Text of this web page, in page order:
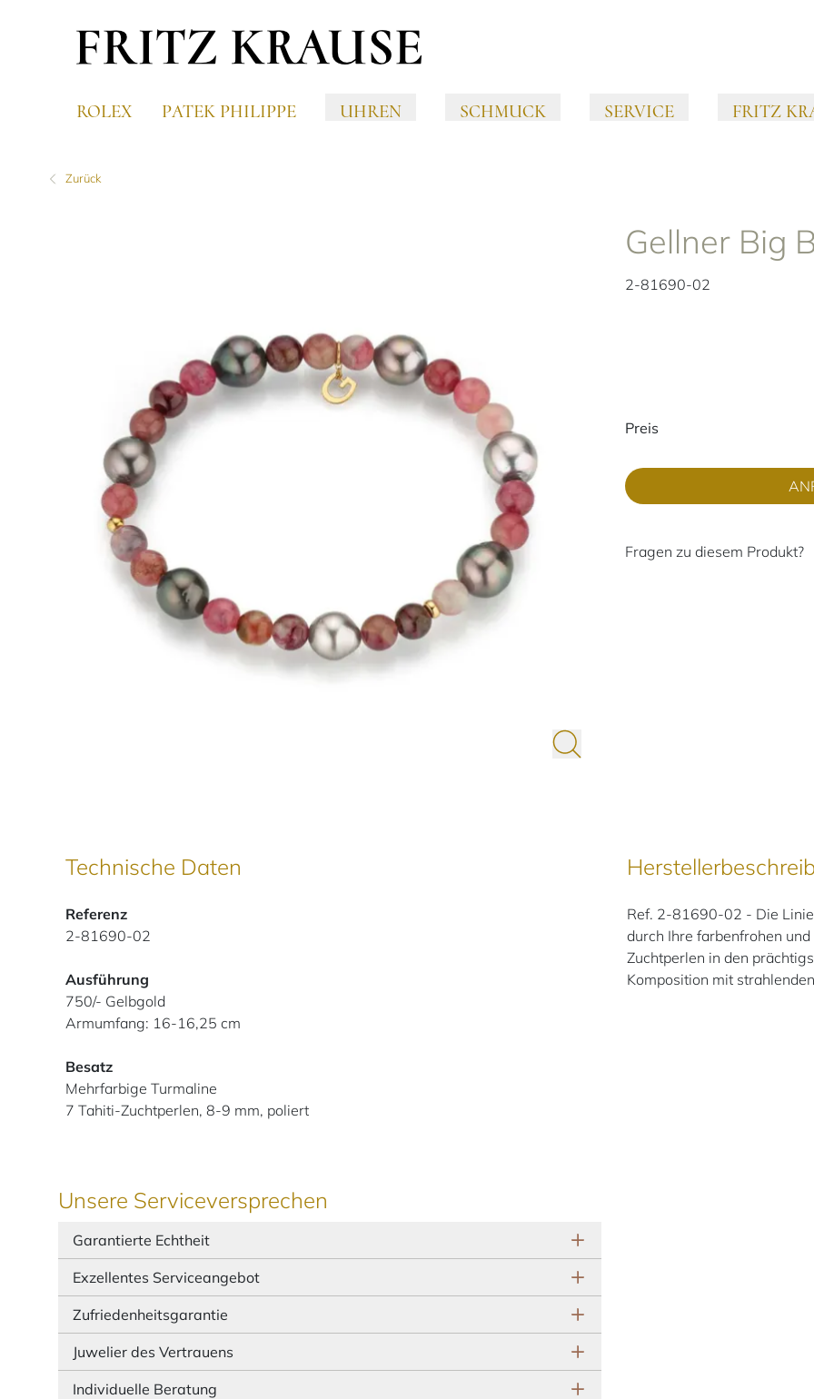
ROLEX PATEK PHILIPPE UHREN SCHMUCK SERVICE FRITZ
Zurück
Gellner Big
2-81690-02
Preis
Fragen zu diesem Produkt?
Technische Daten
Referenz
2-81690-02
Ausführung
750/- Gelbgold
Armumfang: 16-16,25 cm
Besatz
Mehrfarbige Turmaline
7 Tahiti-Zuchtperlen, 8-9 mm, poliert
Ref. 2-81690-02 - Die
durch Ihre farbenfrohen
Zuchtperlen in den
Komposition mit
Unsere Serviceversprechen
Garantierte Echtheit
Exzellentes Serviceangebot
Zufriedenheitsgarantie
Juwelier des Vertrauens
Individuelle Beratung